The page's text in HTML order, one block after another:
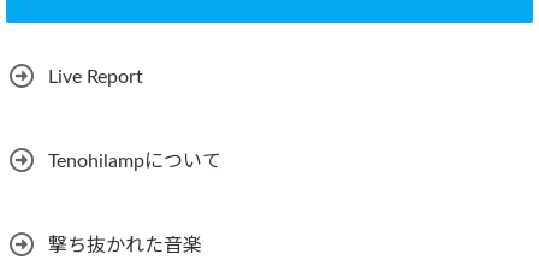
Live Report
Tenohilampについて
撃ち抜かれた音楽